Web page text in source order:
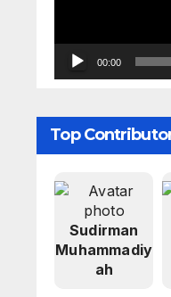
00:00
Top
Sudirman
Muhammadiy
ah